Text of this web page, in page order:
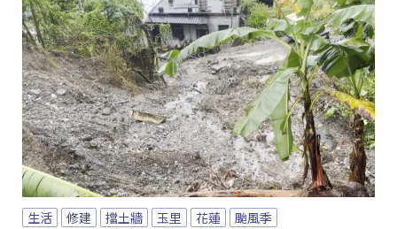
生活 修建 擋土牆 玉里 花蓮 颱風季